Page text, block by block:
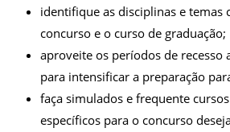
identifique as disciplinas e temas
concurso e o curso de graduação;
aproveite os períodos de recesso
para intensificar a preparação
faça simulados e frequente
específicos para o concurso